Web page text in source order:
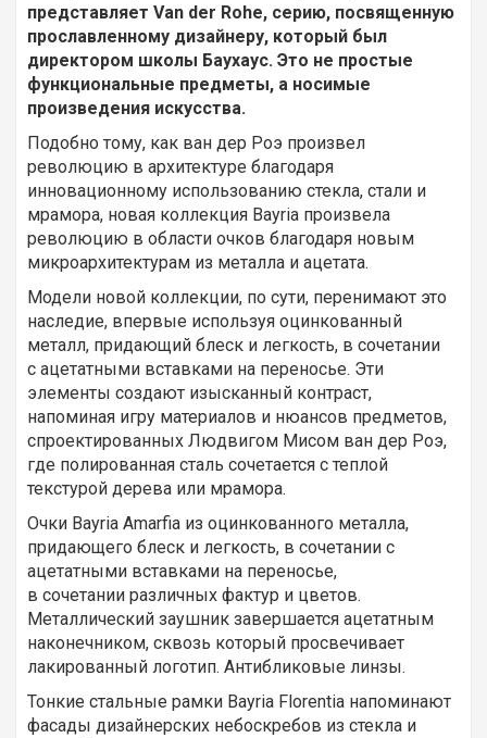
представляет Van der Rohe, серию, посвященную
прославленному дизайнеру, который был
директором школы Баухаус. Это не простые
функциональные предметы, а носимые
произведения искусства.
Подобно тому, как ван дер Роэ произвел
революцию в архитектуре благодаря
инновационному использованию стекла, стали и
мрамора, новая коллекция Bayria произвела
революцию в области очков благодаря новым
микроархитектурам из металла и ацетата.
Модели новой коллекции, по сути, перенимают это
наследие, впервые используя оцинкованный
металл, придающий блеск и легкость, в сочетании
с ацетатными вставками на переносье. Эти
элементы создают изысканный контраст,
напоминая игру материалов и нюансов предметов,
спроектированных Людвигом Мисом ван дер Роэ,
где полированная сталь сочетается с теплой
текстурой дерева или мрамора.
Очки Bayria Amarfia из оцинкованного металла,
придающего блеск и легкость, в сочетании с
ацетатными вставками на переносье,
в сочетании различных фактур и цветов.
Металлический заушник завершается ацетатным
наконечником, сквозь который просвечивает
лакированный логотип. Антибликовые линзы.
Тонкие стальные рамки Bayria Florentia напоминают
фасады дизайнерских небоскребов из стекла и